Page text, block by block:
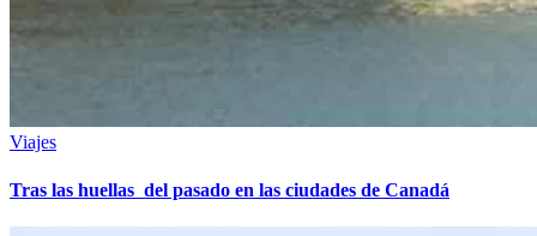
Viajes
Tras las huellas del pasado en las ciudades de Canadá